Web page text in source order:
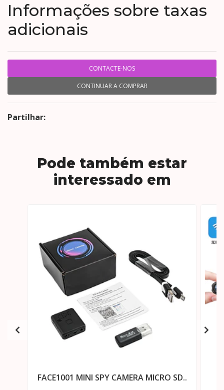
Informações sobre taxas
adicionais
CONTACTE-NOS
CONTINUAR A COMPRAR
Partilhar:
Pode também estar
interessado em
FACE1001 MINI SPY CAMERA MICRO SD..